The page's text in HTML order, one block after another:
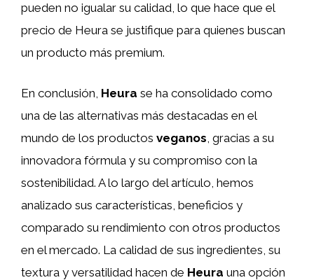
pueden no igualar su calidad, lo que hace que el
precio de Heura se justifique para quienes buscan
un producto más premium.
En conclusión, Heura se ha consolidado como
una de las alternativas más destacadas en el
mundo de los productos veganos , gracias a su
innovadora fórmula y su compromiso con la
sostenibilidad. A lo largo del artículo, hemos
analizado sus características, beneficios y
comparado su rendimiento con otros productos
en el mercado. La calidad de sus ingredientes, su
textura y versatilidad hacen de Heura una opción